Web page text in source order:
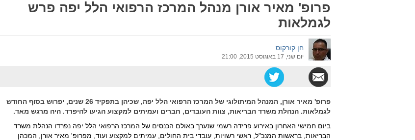
פרופ' מאיר אורן מנהל המרכז הרפואי הלל יפה פרש
לגמלאות
חן קורקוס
יום שני, 17 באוגוסט 2015, 21:00
פרופ' מאיר אורן, המנהל המיתולוגי של המרכז הרפואי הלל יפה, שכיהן בתפקיד 26 שנים, יפרוש בסוף החודש
לגמלאות. הנהלת משרד הבריאות, צוות העובדים, חברים ועמיתים למקצוע הגיעו להיפרד. היה מרגש מאד.
ביום חמישי האחרון באירוע פרידה רשמי שנערך באולם הכנסים של המרכז הרפואי הלל יפה נפרדו הנהלת משרד
הבריאות, בראשות המנכ"ל, ראשי רשויות, עובדי בית החולים, עמיתים למקצוע ועוד, מפרופ' מאיר אורן, המכהן